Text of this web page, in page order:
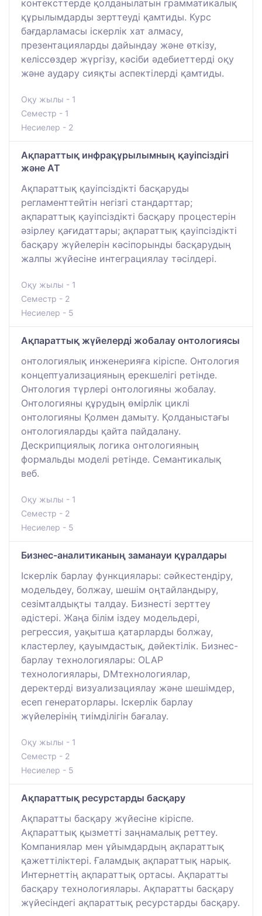
контексттерде қолданылатын грамматикалық
құрылымдарды зерттеуді қамтиды. Курс
бағдарламасы іскерлік хат алмасу,
презентацияларды дайындау және өткізу,
келіссөздер жүргізу, кәсіби әдебиеттерді оқу
және аудару сияқты аспектілерді қамтиды.
Оқу жылы - 1
Семестр - 1
Несиелер - 2
Ақпараттық инфрақұрылымның қауіпсіздігі
және АТ
Ақпараттық қауіпсіздікті басқаруды
регламенттейтін негізгі стандарттар;
ақпараттық қауіпсіздікті басқару процестерін
әзірлеу қағидаттары; ақпараттық қауіпсіздікті
басқару жүйелерін кәсіпорынды басқарудың
жалпы жүйесіне интеграциялау тәсілдері.
Оқу жылы - 1
Семестр - 2
Несиелер - 5
Ақпараттық жүйелерді жобалау онтологиясы
онтологиялық инженерияға кіріспе. Онтология
концептуализацияның ерекшелігі ретінде.
Онтология түрлері онтологияны жобалау.
Онтологияны құрудың өмірлік циклі
онтологияны Қолмен дамыту. Қолданыстағы
онтологияларды қайта пайдалану.
Дескрипциялық логика онтологияның
формальды моделі ретінде. Семантикалық
веб.
Оқу жылы - 1
Семестр - 2
Несиелер - 5
Бизнес-аналитиканың заманауи құралдары
Іскерлік барлау функциялары: сәйкестендіру,
модельдеу, болжау, шешім оңтайландыру,
сезімталдықты талдау. Бизнесті зерттеу
әдістері. Жаңа білім іздеу модельдері,
регрессия, уақытша қатарларды болжау,
кластерлеу, қауымдастық, дәйектілік. Бизнес-
барлау технологиялары: OLAP
технологиялары, DMтехнологиялар,
деректерді визуализациялау және шешімдер,
есеп генераторлары. Іскерлік барлау
жүйелерінің тиімділігін бағалау.
Оқу жылы - 1
Семестр - 2
Несиелер - 5
Ақпараттық ресурстарды басқару
Ақпаратты басқару жүйесіне кіріспе.
Ақпараттық қызметті заңнамалық реттеу.
Компаниялар мен ұйымдардың ақпараттық
қажеттіліктері. Ғаламдық ақпараттық нарық.
Интернеттің ақпараттық ортасы. Ақпаратты
басқару технологиялары. Ақпаратты басқару
жүйесіндегі ақпараттық ресурстарды басқару.